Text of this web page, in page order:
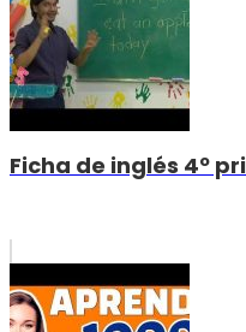
Ficha de inglés 4º